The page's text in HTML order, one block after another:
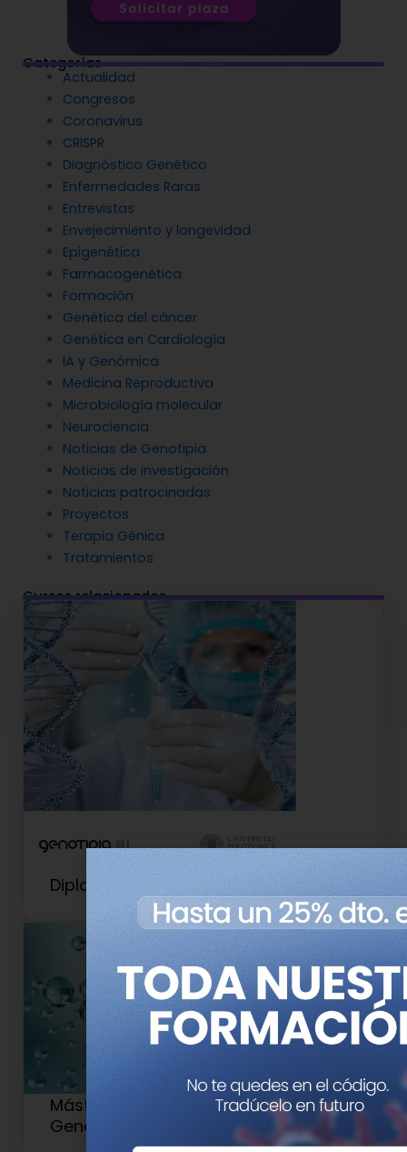
Categorías
Actualidad
Congresos
Coronavirus
CRISPR
Diagnóstico Genético
Enfermedades Raras
Entrevistas
Envejecimiento y longevidad
Epigenética
Farmacogenética
Formación
Genética del cáncer
Genética en Cardiología
IA y Genómica
Medicina Reproductiva
Microbiología molecular
Neurociencia
Noticias de Genotipia
Noticias de investigación
Noticias patrocinadas
Proyectos
Terapia Génica
Tratamientos
Cursos relacionados
Diploma de Experto en Oncogenética
Máster en Medicina de Precisión y
Genética Clínica